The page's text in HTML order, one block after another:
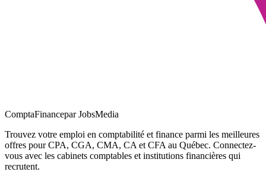
ComptaFinancepar JobsMedia
Trouvez votre emploi en comptabilité et finance parmi les meilleures
offres pour CPA, CGA, CMA, CA et CFA au Québec. Connectez-
vous avec les cabinets comptables et institutions financières qui
recrutent.